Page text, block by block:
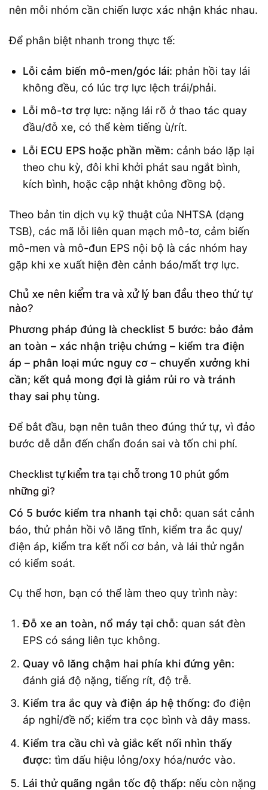
nên mỗi nhóm cần chiến lược xác nhận khác nhau.
Để phân biệt nhanh trong thực tế:
Lỗi cảm biến mô-men/góc lái: phản hồi tay lái
không đều, có lúc trợ lực lệch trái/phải.
Lỗi mô-tơ trợ lực: nặng lái rõ ở thao tác quay
đầu/đỗ xe, có thể kèm tiếng ù/rít.
Lỗi ECU EPS hoặc phần mềm: cảnh báo lặp lại
theo chu kỳ, đôi khi khởi phát sau ngắt bình,
kích bình, hoặc cập nhật không đồng bộ.
Theo bản tin dịch vụ kỹ thuật của NHTSA (dạng
TSB), các mã lỗi liên quan mạch mô-tơ, cảm biến
mô-men và mô-đun EPS nội bộ là các nhóm hay
gặp khi xe xuất hiện đèn cảnh báo/mất trợ lực.
Chủ xe nên kiểm tra và xử lý ban đầu theo thứ tự
nào?
Phương pháp đúng là checklist 5 bước: bảo đảm
an toàn – xác nhận triệu chứng – kiểm tra điện
áp – phân loại mức nguy cơ – chuyển xưởng khi
cần; kết quả mong đợi là giảm rủi ro và tránh
thay sai phụ tùng.
Để bắt đầu, bạn nên tuân theo đúng thứ tự, vì đảo
bước dễ dẫn đến chẩn đoán sai và tốn chi phí.
Checklist tự kiểm tra tại chỗ trong 10 phút gồm
những gì?
Có 5 bước kiểm tra nhanh tại chỗ: quan sát cảnh
báo, thử phản hồi vô lăng tĩnh, kiểm tra ắc quy/
điện áp, kiểm tra kết nối cơ bản, và lái thử ngắn
có kiểm soát.
Cụ thể hơn, bạn có thể làm theo quy trình này:
Đỗ xe an toàn, nổ máy tại chỗ: quan sát đèn
EPS có sáng liên tục không.
Quay vô lăng chậm hai phía khi đứng yên:
đánh giá độ nặng, tiếng rít, độ trễ.
Kiểm tra ắc quy và điện áp hệ thống: đo điện
áp nghỉ/đề nổ; kiểm tra cọc bình và dây mass.
Kiểm tra cầu chì và giắc kết nối nhìn thấy
được: tìm dấu hiệu lỏng/oxy hóa/nước vào.
Lái thử quãng ngắn tốc độ thấp: nếu còn nặng